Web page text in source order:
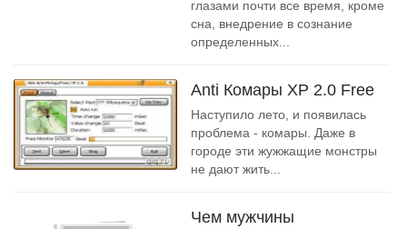
глазами почти все время, кроме
сна, внедрение в сознание
определенных...
Anti Комары XP 2.0 Free
Наступило лето, и появилась
проблема - комары. Даже в
городе эти жужжащие монстры
не дают жить...
Чем мужчины